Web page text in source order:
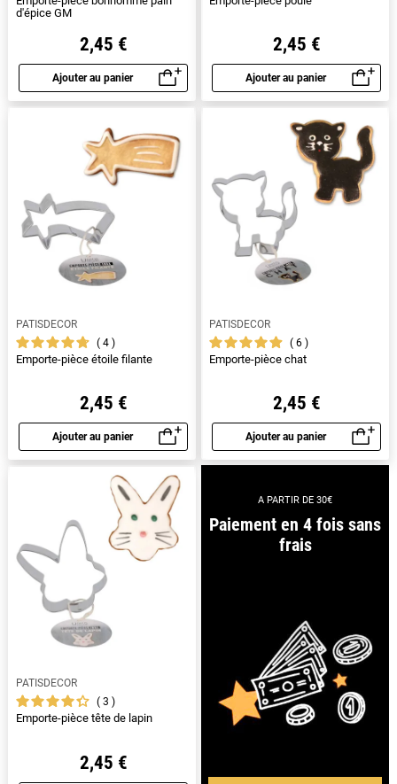
d'épice GM
2,45 €
Ajouter au panier
Aperçu rapide
2,45 €
Ajouter au panier
Aperçu rapide
PATISDECOR
4
Emporte-pièce étoile filante
2,45 €
Ajouter au panier
Aperçu rapide
PATISDECOR
6
Emporte-pièce chat
2,45 €
Ajouter au panier
Aperçu rapide
PATISDECOR
3
Emporte-pièce tête de lapin
2,45 €
A PARTIR DE 30€
Paiement en 4 fois sans
frais